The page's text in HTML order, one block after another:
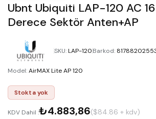
Ubnt Ubiquiti LAP-120 AC
Derece Sektör Anten+AP
SKU:LAP-120Barkod:
Model:AirMAX Lite AP 120
Stokta yok
KDV Dahil :₺4.883,86($84.86 + kdv)